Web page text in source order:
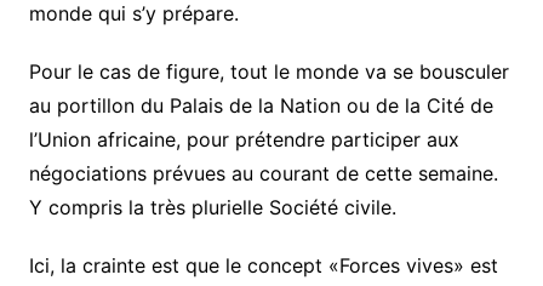
monde qui s’y prépare.
Pour le cas de figure, tout le monde va se bousculer
au portillon du Palais de la Nation ou de la Cité de
l’Union africaine, pour prétendre participer aux
négociations prévues au courant de cette semaine.
Y compris la très plurielle Société civile.
Ici, la crainte est que le concept «Forces vives» est